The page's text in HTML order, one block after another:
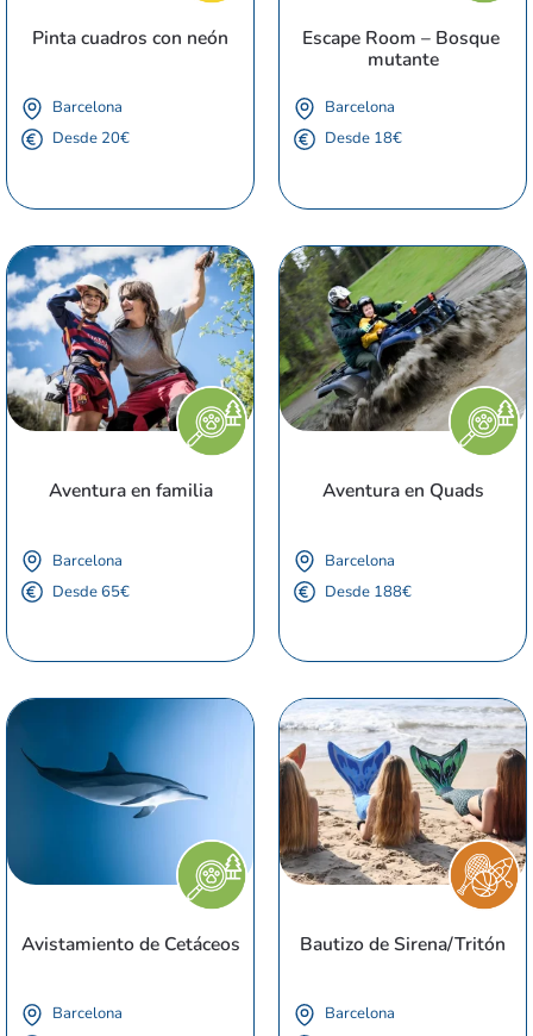
Pinta cuadros con neón
Barcelona
Desde 20€
Escape Room – Bosque
mutante
Barcelona
Desde 18€
Aventura en familia
Barcelona
Desde 65€
Aventura en Quads
Barcelona
Desde 188€
Avistamiento de Cetáceos
Barcelona
Bautizo de Sirena/Tritón
Barcelona